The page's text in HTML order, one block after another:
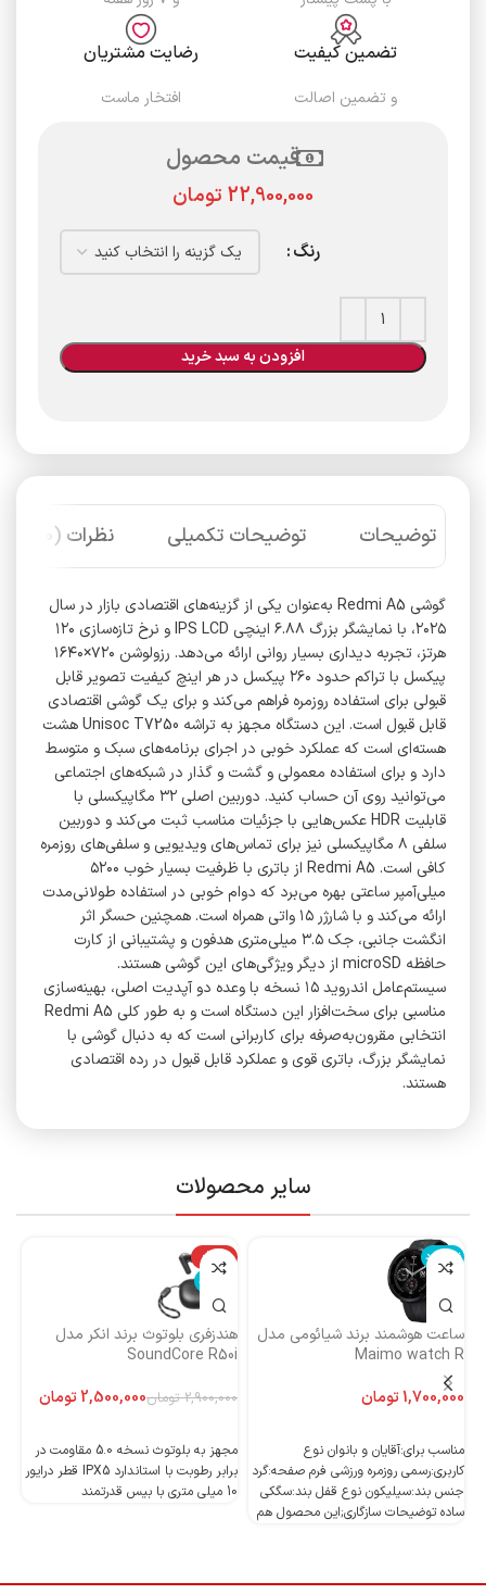
تضمین کیفیت
و تضمین اصالت
رضایت مشتریان
افتخار ماست
قیمت محصول
تومان
رنگ
افزودن به سبد خرید
توضیحات توضیحات تکمیلی نظرات (0)
گوشی Redmi A5 به‌عنوان یکی از گزینه‌های اقتصادی بازار در سال
۲۰۲۵، با نمایشگر بزرگ ۶.۸۸ اینچی IPS LCD و نرخ تازه‌سازی ۱۲۰
هرتز، تجربه دیداری بسیار روانی ارائه می‌دهد. رزولوشن ۷۲۰×۱۶۴۰
پیکسل با تراکم حدود ۲۶۰ پیکسل در هر اینچ کیفیت تصویر قابل
قبولی برای استفاده روزمره فراهم می‌کند و برای یک گوشی اقتصادی
قابل قبول است. این دستگاه مجهز به تراشه Unisoc T7250 هشت
هسته‌ای است که عملکرد خوبی در اجرای برنامه‌های سبک و متوسط
دارد و برای استفاده معمولی و گشت و گذار در شبکه‌های اجتماعی
می‌توانید روی آن حساب کنید. دوربین اصلی ۳۲ مگاپیکسلی با
قابلیت HDR عکس‌هایی با جزئیات مناسب ثبت می‌کند و دوربین
سلفی ۸ مگاپیکسلی نیز برای تماس‌های ویدیویی و سلفی‌های روزمره
کافی است. Redmi A5 از باتری با ظرفیت بسیار خوب ۵۲۰۰
میلی‌آمپر ساعتی بهره می‌برد که دوام خوبی در استفاده طولانی‌مدت
ارائه می‌کند و با شارژر ۱۵ واتی همراه است. همچنین حسگر اثر
انگشت جانبی، جک ۳.۵ میلی‌متری هدفون و پشتیبانی از کارت
حافظه microSD از دیگر ویژگی‌های این گوشی هستند.
سیستم‌عامل اندروید ۱۵ نسخه با وعده دو آپدیت اصلی، بهینه‌سازی
مناسبی برای سخت‌افزار این دستگاه است و به طور کلی Redmi A5
انتخابی مقرون‌به‌صرفه برای کاربرانی است که به دنبال گوشی با
نمایشگر بزرگ، باتری قوی و عملکرد قابل قبول در رده اقتصادی
هستند.
سایر محصولات
ناموجود
ساعت هوشمند برند شیائومی مدل
Maimo watch R
تومان
مناسب برای:آقایان و بانوان نوع
کاربری:رسمی روزمره ورزشی فرم صفحه:گرد
جنس بند:سیلیکون نوع قفل بند:سگکی
ساده توضیحات سازگاری;این محصول هم
-14%
ناموجود
هندزفری بلوتوث برند انکر مدل
SoundCore R50i
2,900,000 تومان2,500,000تومان
مجهز به بلوتوث نسخه 5.0 مقاومت در
برابر رطوبت با استاندارد IPX5 قطر درایور
10 میلی متری با بیس قدرتمند